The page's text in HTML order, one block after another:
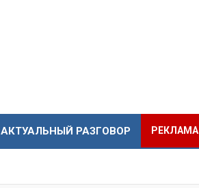
АКТУАЛЬНЫЙ РАЗГОВОР РЕКЛАМА